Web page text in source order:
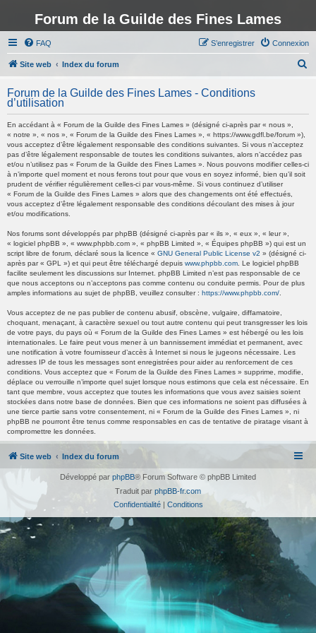
Forum de la Guilde des Fines Lames
FAQ Connexion
S’enregistrer
Site web Index du forum
h
c
Forum de la Guilde des Fines Lames - Conditions
d’utilisation
En accédant à « Forum de la Guilde des Fines Lames » (désigné ci-après par « nous »,
« notre », « nos », « Forum de la Guilde des Fines Lames », « https://www.gdfl.be/forum »),
vous acceptez d’être légalement responsable des conditions suivantes. Si vous n’acceptez
pas d’être légalement responsable de toutes les conditions suivantes, alors n’accédez pas
et/ou n’utilisez pas « Forum de la Guilde des Fines Lames ». Nous pouvons modifier celles-ci
à n’importe quel moment et nous ferons tout pour que vous en soyez informé, bien qu’il soit
prudent de vérifier régulièrement celles-ci par vous-même. Si vous continuez d’utiliser
« Forum de la Guilde des Fines Lames » alors que des changements ont été effectués,
vous acceptez d’être légalement responsable des conditions découlant des mises à jour
et/ou modifications.
Nos forums sont développés par phpBB (désigné ci-après par « ils », « eux », « leur »,
« logiciel phpBB », « www.phpbb.com », « phpBB Limited », « Équipes phpBB ») qui est un
script libre de forum, déclaré sous la licence « GNU General Public License v2 » (désigné ci-
après par « GPL ») et qui peut être téléchargé depuis www.phpbb.com . Le logiciel phpBB
facilite seulement les discussions sur Internet. phpBB Limited n’est pas responsable de ce
que nous acceptons ou n’acceptons pas comme contenu ou conduite permis. Pour de plus
amples informations au sujet de phpBB, veuillez consulter : https://www.phpbb.com/
Vous acceptez de ne pas publier de contenu abusif, obscène, vulgaire, diffamatoire,
choquant, menaçant, à caractère sexuel ou tout autre contenu qui peut transgresser les lois
de votre pays, du pays où « Forum de la Guilde des Fines Lames » est hébergé ou les lois
internationales. Le faire peut vous mener à un bannissement immédiat et permanent, avec
une notification à votre fournisseur d’accès à Internet si nous le jugeons nécessaire. Les
adresses IP de tous les messages sont enregistrées pour aider au renforcement de ces
conditions. Vous acceptez que « Forum de la Guilde des Fines Lames » supprime, modifie,
déplace ou verrouille n’importe quel sujet lorsque nous estimons que cela est nécessaire. En
tant que membre, vous acceptez que toutes les informations que vous avez saisies soient
stockées dans notre base de données. Bien que ces informations ne soient pas diffusées à
une tierce partie sans votre consentement, ni « Forum de la Guilde des Fines Lames », ni
phpBB ne pourront être tenus comme responsables en cas de tentative de piratage visant à
compromettre les données.
Site web Index du forum
Développé par phpBB® Forum Software © phpBB Limited
Traduit par phpBB-fr.com
Confidentialité| Conditions